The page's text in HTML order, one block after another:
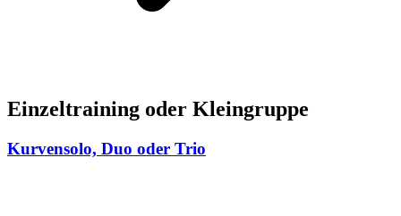
Einzeltraining oder Kleingruppe
Kurvensolo, Duo oder Trio